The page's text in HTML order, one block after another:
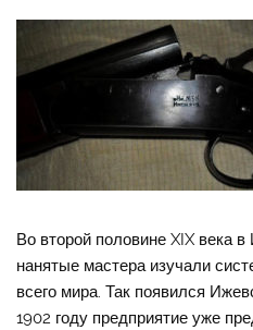
Во второй половине XIX века
нанятые мастера изучали
всего мира. Так появился
1902 году предприятие уже